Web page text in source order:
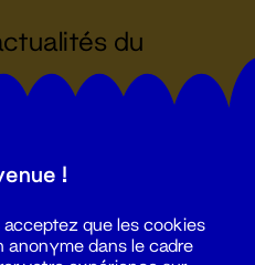
du
!
que les cookies
anonyme dans le cadre